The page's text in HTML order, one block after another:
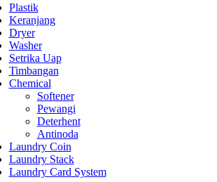
Plastik
Keranjang
Dryer
Washer
Setrika Uap
Timbangan
Chemical
Softener
Pewangi
Deterhent
Antinoda
Laundry Coin
Laundry Stack
Laundry Card System